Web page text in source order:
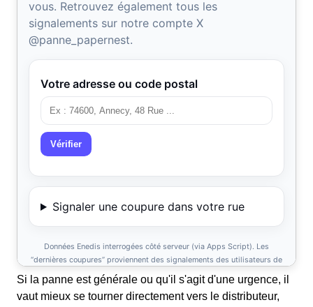
Si la panne est générale ou qu'il s'agit d'une urgence, il
vaut mieux se tourner directement vers le distributeur,